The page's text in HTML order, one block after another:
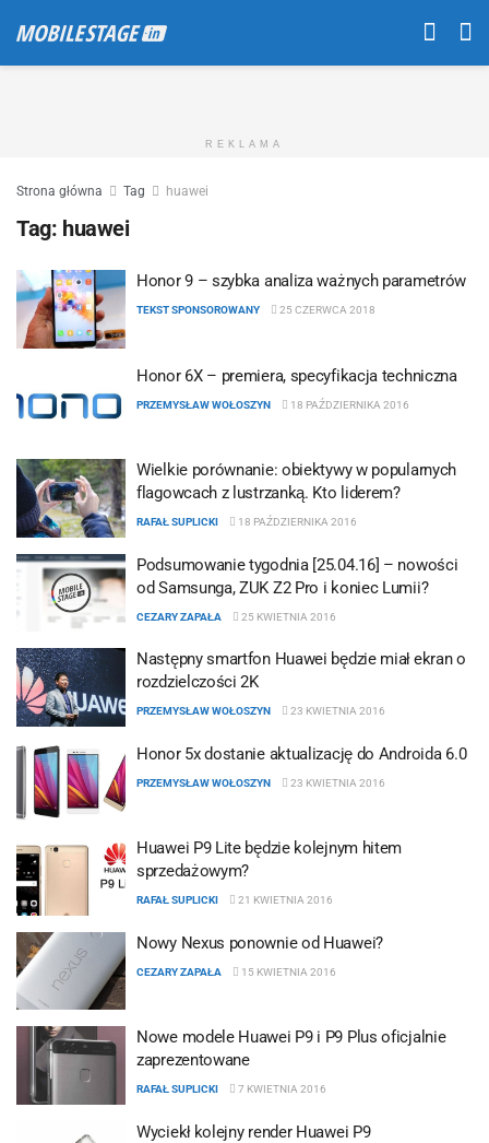
REKLAMA
Strona główna Tag huawei
Tag: huawei
Honor 9 – szybka analiza ważnych parametrów
TEKST SPONSOROWANY 25 CZERWCA 2018
Honor 6X – premiera, specyfikacja techniczna
PRZEMYSŁAW WOŁOSZYN 18 PAŹDZIERNIKA 2016
Wielkie porównanie: obiektywy w popularnych
flagowcach z lustrzanką. Kto liderem?
RAFAŁ SUPLICKI 18 PAŹDZIERNIKA 2016
Podsumowanie tygodnia [25.04.16] – nowości
od Samsunga, ZUK Z2 Pro i koniec Lumii?
CEZARY ZAPAŁA 25 KWIETNIA 2016
Następny smartfon Huawei będzie miał ekran o
rozdzielczości 2K
PRZEMYSŁAW WOŁOSZYN 23 KWIETNIA 2016
Honor 5x dostanie aktualizację do Androida 6.0
PRZEMYSŁAW WOŁOSZYN 23 KWIETNIA 2016
Huawei P9 Lite będzie kolejnym hitem
sprzedażowym?
RAFAŁ SUPLICKI 21 KWIETNIA 2016
Nowy Nexus ponownie od Huawei?
CEZARY ZAPAŁA 15 KWIETNIA 2016
Nowe modele Huawei P9 i P9 Plus oficjalnie
zaprezentowane
RAFAŁ SUPLICKI 7 KWIETNIA 2016
Wyciekł kolejny render Huawei P9